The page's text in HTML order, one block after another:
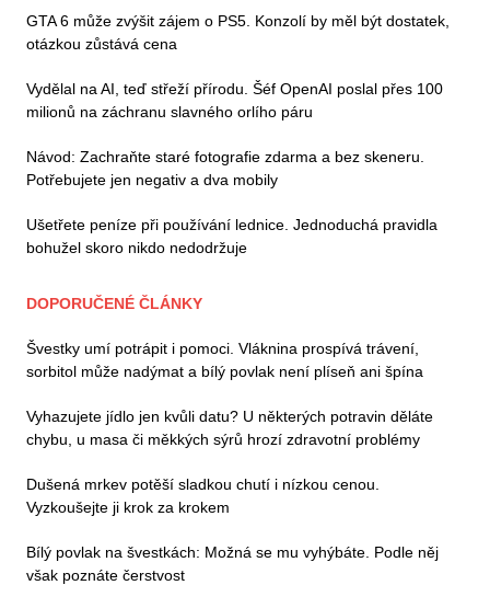
GTA 6 může zvýšit zájem o PS5. Konzolí by měl být dostatek,
otázkou zůstává cena
Vydělal na AI, teď střeží přírodu. Šéf OpenAI poslal přes 100
milionů na záchranu slavného orlího páru
Návod: Zachraňte staré fotografie zdarma a bez skeneru.
Potřebujete jen negativ a dva mobily
Ušetřete peníze při používání lednice. Jednoduchá pravidla
bohužel skoro nikdo nedodržuje
DOPORUČENÉ ČLÁNKY
Švestky umí potrápit i pomoci. Vláknina prospívá trávení,
sorbitol může nadýmat a bílý povlak není plíseň ani špína
Vyhazujete jídlo jen kvůli datu? U některých potravin děláte
chybu, u masa či měkkých sýrů hrozí zdravotní problémy
Dušená mrkev potěší sladkou chutí i nízkou cenou.
Vyzkoušejte ji krok za krokem
Bílý povlak na švestkách: Možná se mu vyhýbáte. Podle něj
však poznáte čerstvost